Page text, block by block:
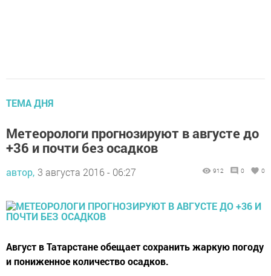
ТЕМА ДНЯ
Метеорологи прогнозируют в августе до
+36 и почти без осадков
автор, 3 августа 2016 - 06:27 912 0 0
Август в Татарстане обещает сохранить жаркую погоду
и пониженное количество осадков.